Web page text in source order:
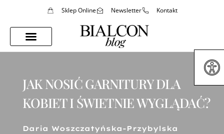
Sklep Online Newsletter Kontakt
JAK NOSIĆ GARNITURY DLA
KOBIET I ŚWIETNIE WYGLĄDAĆ?
Daria Woszczatyńska-Przybylska